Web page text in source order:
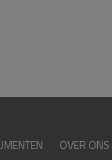
OVER ONS